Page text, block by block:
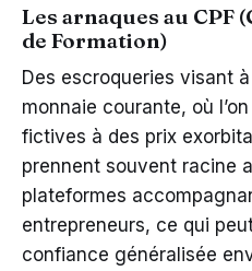
Les arnaques au CPF
de Formation)
Des escroqueries visant
monnaie courante, où
fictives à des prix
prennent souvent racine
plateformes
entrepreneurs, ce qui
confiance généralisée